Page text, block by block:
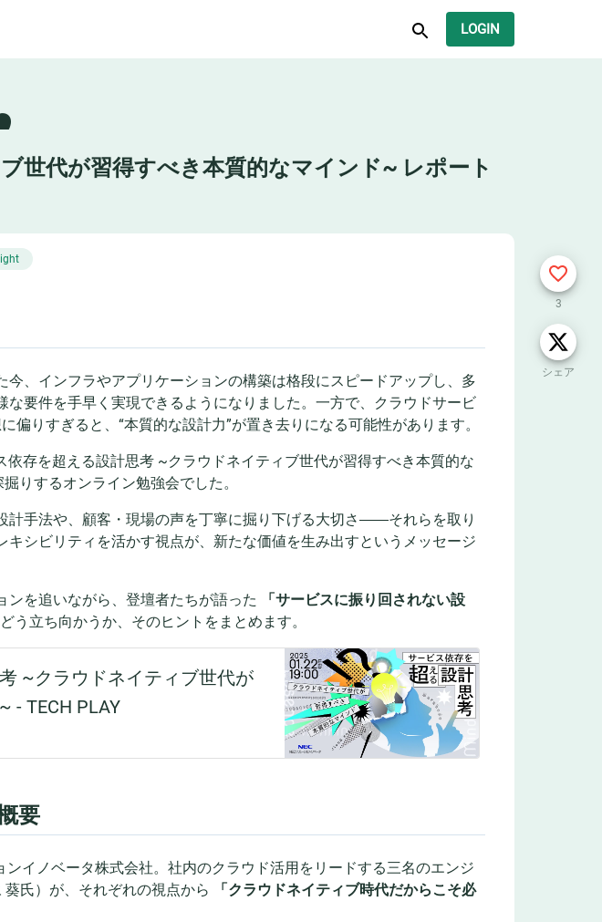
LOGIN
世代が習得すべき本質的なマインド~ レポート
今、インフラやアプリケーションの構築は格段にスピードアップし、多
な要件を手早く実現できるようになりました。一方で、クラウドサービ
偏りすぎると、“本質的な設計力”が置き去りになる可能性があります。
存を超える設計思考 ~クラウドネイティブ世代が習得すべき本質的な
りするオンライン勉強会でした。
計手法や、顧客・現場の声を丁寧に掘り下げる大切さ――それらを取り
キシビリティを活かす視点が、新たな価値を生み出すというメッセージ
を追いながら、登壇者たちが語った
「サービスに振り回されない設
う立ち向かうか、そのヒントをまとめます。
要
ンイノベータ株式会社。社内のクラウド活用をリードする三名のエンジ
氏）が、それぞれの視点から
「クラウドネイティブ時代だからこそ必
3
シェア